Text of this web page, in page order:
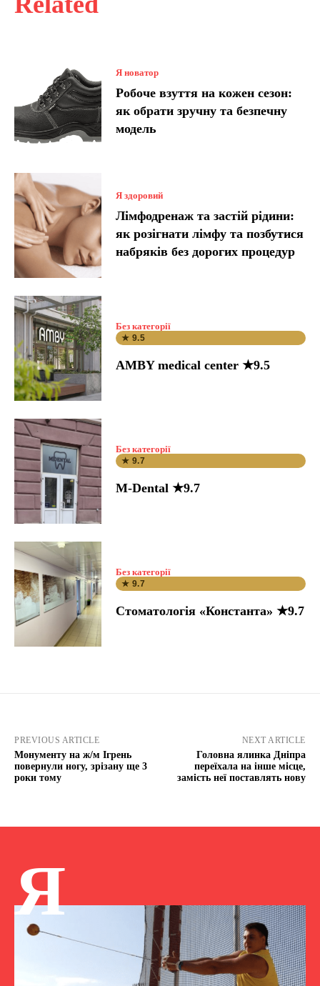
Я новатор
Робоче взуття на кожен сезон:
як обрати зручну та безпечну
модель
Я здоровий
Лімфодренаж та застій рідини:
як розігнати лімфу та позбутися
набряків без дорогих процедур
Без категорії
★ 9.5
AMBY medical center ★9.5
Без категорії
★ 9.7
M-Dental ★9.7
Без категорії
★ 9.7
Стоматологія «Константа» ★9.7
PREVIOUS ARTICLE
Монументу на ж/м Ігрень
повернули ногу, зрізану ще 3
роки тому
NEXT ARTICLE
Головна ялинка Дніпра
переїхала на інше місце,
замість неї поставлять нову
Я